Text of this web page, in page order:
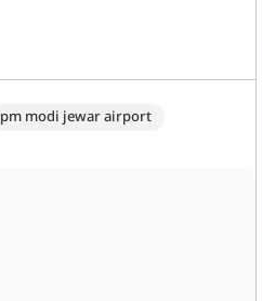
pm modi jewar airport